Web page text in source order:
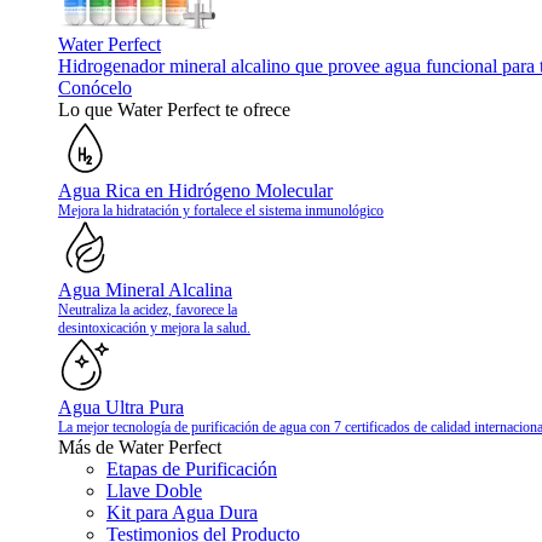
Water Perfect
Hidrogenador mineral alcalino que provee agua funcional para
Conócelo
Lo que Water Perfect te ofrece
Agua Rica en Hidrógeno Molecular
Mejora la hidratación y fortalece el sistema inmunológico
Agua Mineral Alcalina
Neutraliza la acidez, favorece la
desintoxicación y mejora la salud.
Agua Ultra Pura
La mejor tecnología de purificación de agua con 7 certificados de calidad
Más de Water Perfect
Etapas de Purificación
Llave Doble
Kit para Agua Dura
Testimonios del Producto